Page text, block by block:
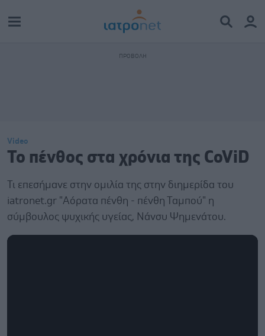
Video
Το πένθος στα χρόνια της CoViD
Τι επεσήμανε στην ομιλία της στην διημερίδα του
iatronet.gr "Αόρατα πένθη - πένθη Ταμπού" η
σύμβουλος ψυχικής υγείας, Νάνσυ Ψημενάτου.